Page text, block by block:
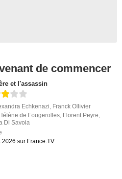
de commencer
et l'assassin
Echkenazi Franck Ollivier
de Fougerolles Florent Peyre
Di Savoia
2026 sur France.TV